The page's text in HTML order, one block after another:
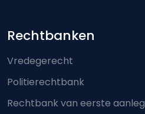
Footer-menu
Rechtbanken
Vredegerecht
Politierechtbank
Rechtbank van eerste aanleg